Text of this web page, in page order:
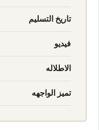
تاريخ التسليم
فيديو
الاطلاله
تميز الواجهه